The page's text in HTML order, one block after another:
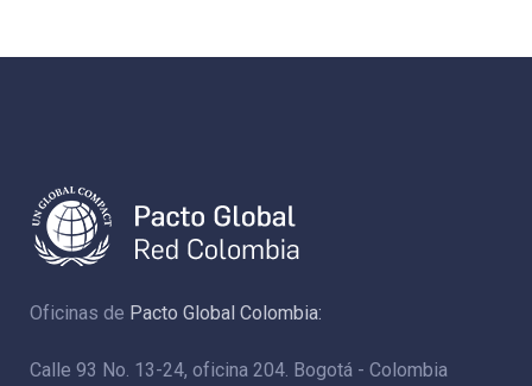
Oficinas de Pacto Global Colombia:
Calle 93 No. 13-24, oficina 204. Bogotá - Colombia